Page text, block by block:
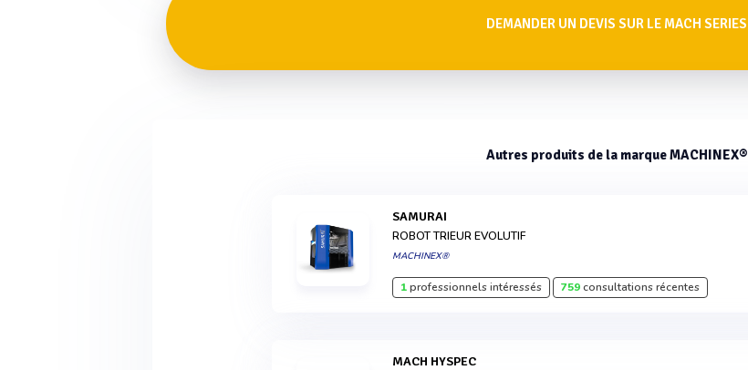
DEMANDER UN DEVIS SUR LE MACH SERIES
Autres produits de la marque MACHINEX®
SAMURAI
ROBOT TRIEUR EVOLUTIF
MACHINEX®
1professionnels intéressés 759consultations récentes
MACH HYSPEC